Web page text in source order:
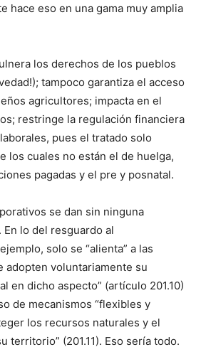
hace eso en una gama muy amplia
los derechos de los pueblos
tampoco garantiza el acceso
agricultores; impacta en el
restringe la regulación financiera
pues el tratado solo
los cuales no están el de huelga,
pagadas y el pre y posnatal.
se dan sin ninguna
lo del resguardo al
solo se “alienta” a las
adopten voluntariamente su
en dicho aspecto” (artículo 201.10)
de mecanismos “flexibles y
los recursos naturales y el
territorio” (201.11). Eso sería todo.